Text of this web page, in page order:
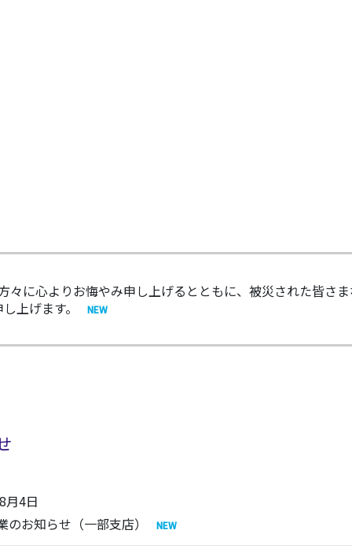
に心よりお悔やみ申し上げるとともに、被災された皆さ
上げます。
月4日
のお知らせ（一部支店）